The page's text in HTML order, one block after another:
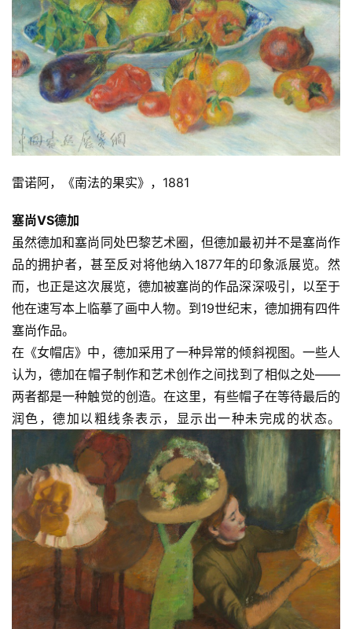
雷诺阿，《南法的果实》，1881
塞尚VS德加
虽然德加和塞尚同处巴黎艺术圈，但德加最初并不是塞尚作
品的拥护者，甚至反对将他纳入1877年的印象派展览。然
而，也正是这次展览，德加被塞尚的作品深深吸引，以至于
他在速写本上临摹了画中人物。到19世纪末，德加拥有四件
塞尚作品。
在《女帽店》中，德加采用了一种异常的倾斜视图。一些人
认为，德加在帽子制作和艺术创作之间找到了相似之处——
两者都是一种触觉的创造。在这里，有些帽子在等待最后的
润色，德加以粗线条表示，显示出一种未完成的状态。